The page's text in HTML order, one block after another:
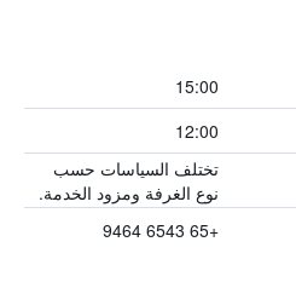
15:00
12:00
تختلف السياسات حسب
نوع الغرفة ومزود الخدمة.
+65 6543 9464